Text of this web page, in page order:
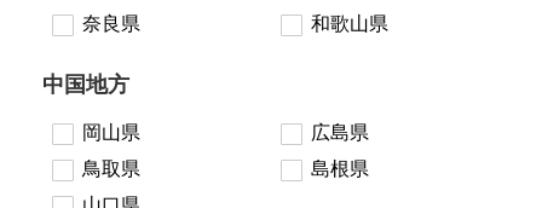
奈良県
和歌山県
中国地方
岡山県
広島県
鳥取県
島根県